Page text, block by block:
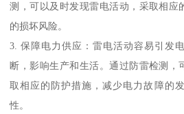
测，可以及时发现雷电活动，采取相应
的损坏风险。
3. 保障电力供应：雷电活动容易引发
断，影响生产和生活。通过防雷检测，
取相应的防护措施，减少电力故障的
性。